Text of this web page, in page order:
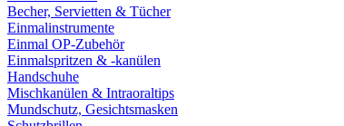
Becher, Servietten & Tücher
Einmalinstrumente
Einmal OP-Zubehör
Einmalspritzen & -kanülen
Handschuhe
Mischkanülen & Intraoraltips
Mundschutz, Gesichtsmasken